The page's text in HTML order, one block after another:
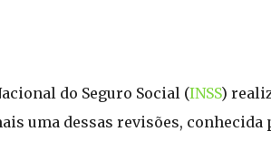
do Seguro Social (INSS)
uma dessas revisões,